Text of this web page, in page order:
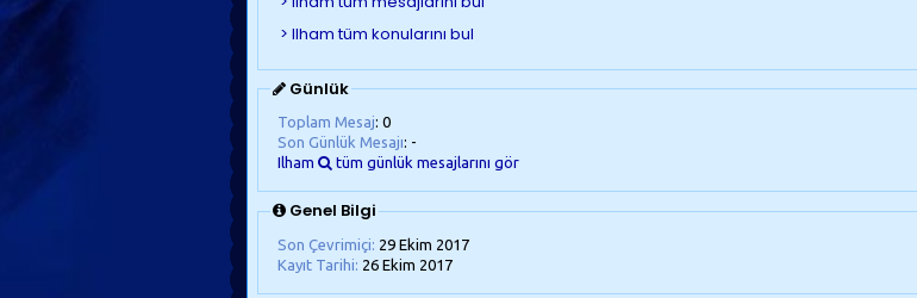
Günlük
Toplam Mesaj: 0
Son Günlük Mesajı : -
Ilham
tüm günlük mesajlarını gör
Genel Bilgi
Son Çevrimiçi: 29 Ekim 2017
Kayıt Tarihi: 26 Ekim 2017